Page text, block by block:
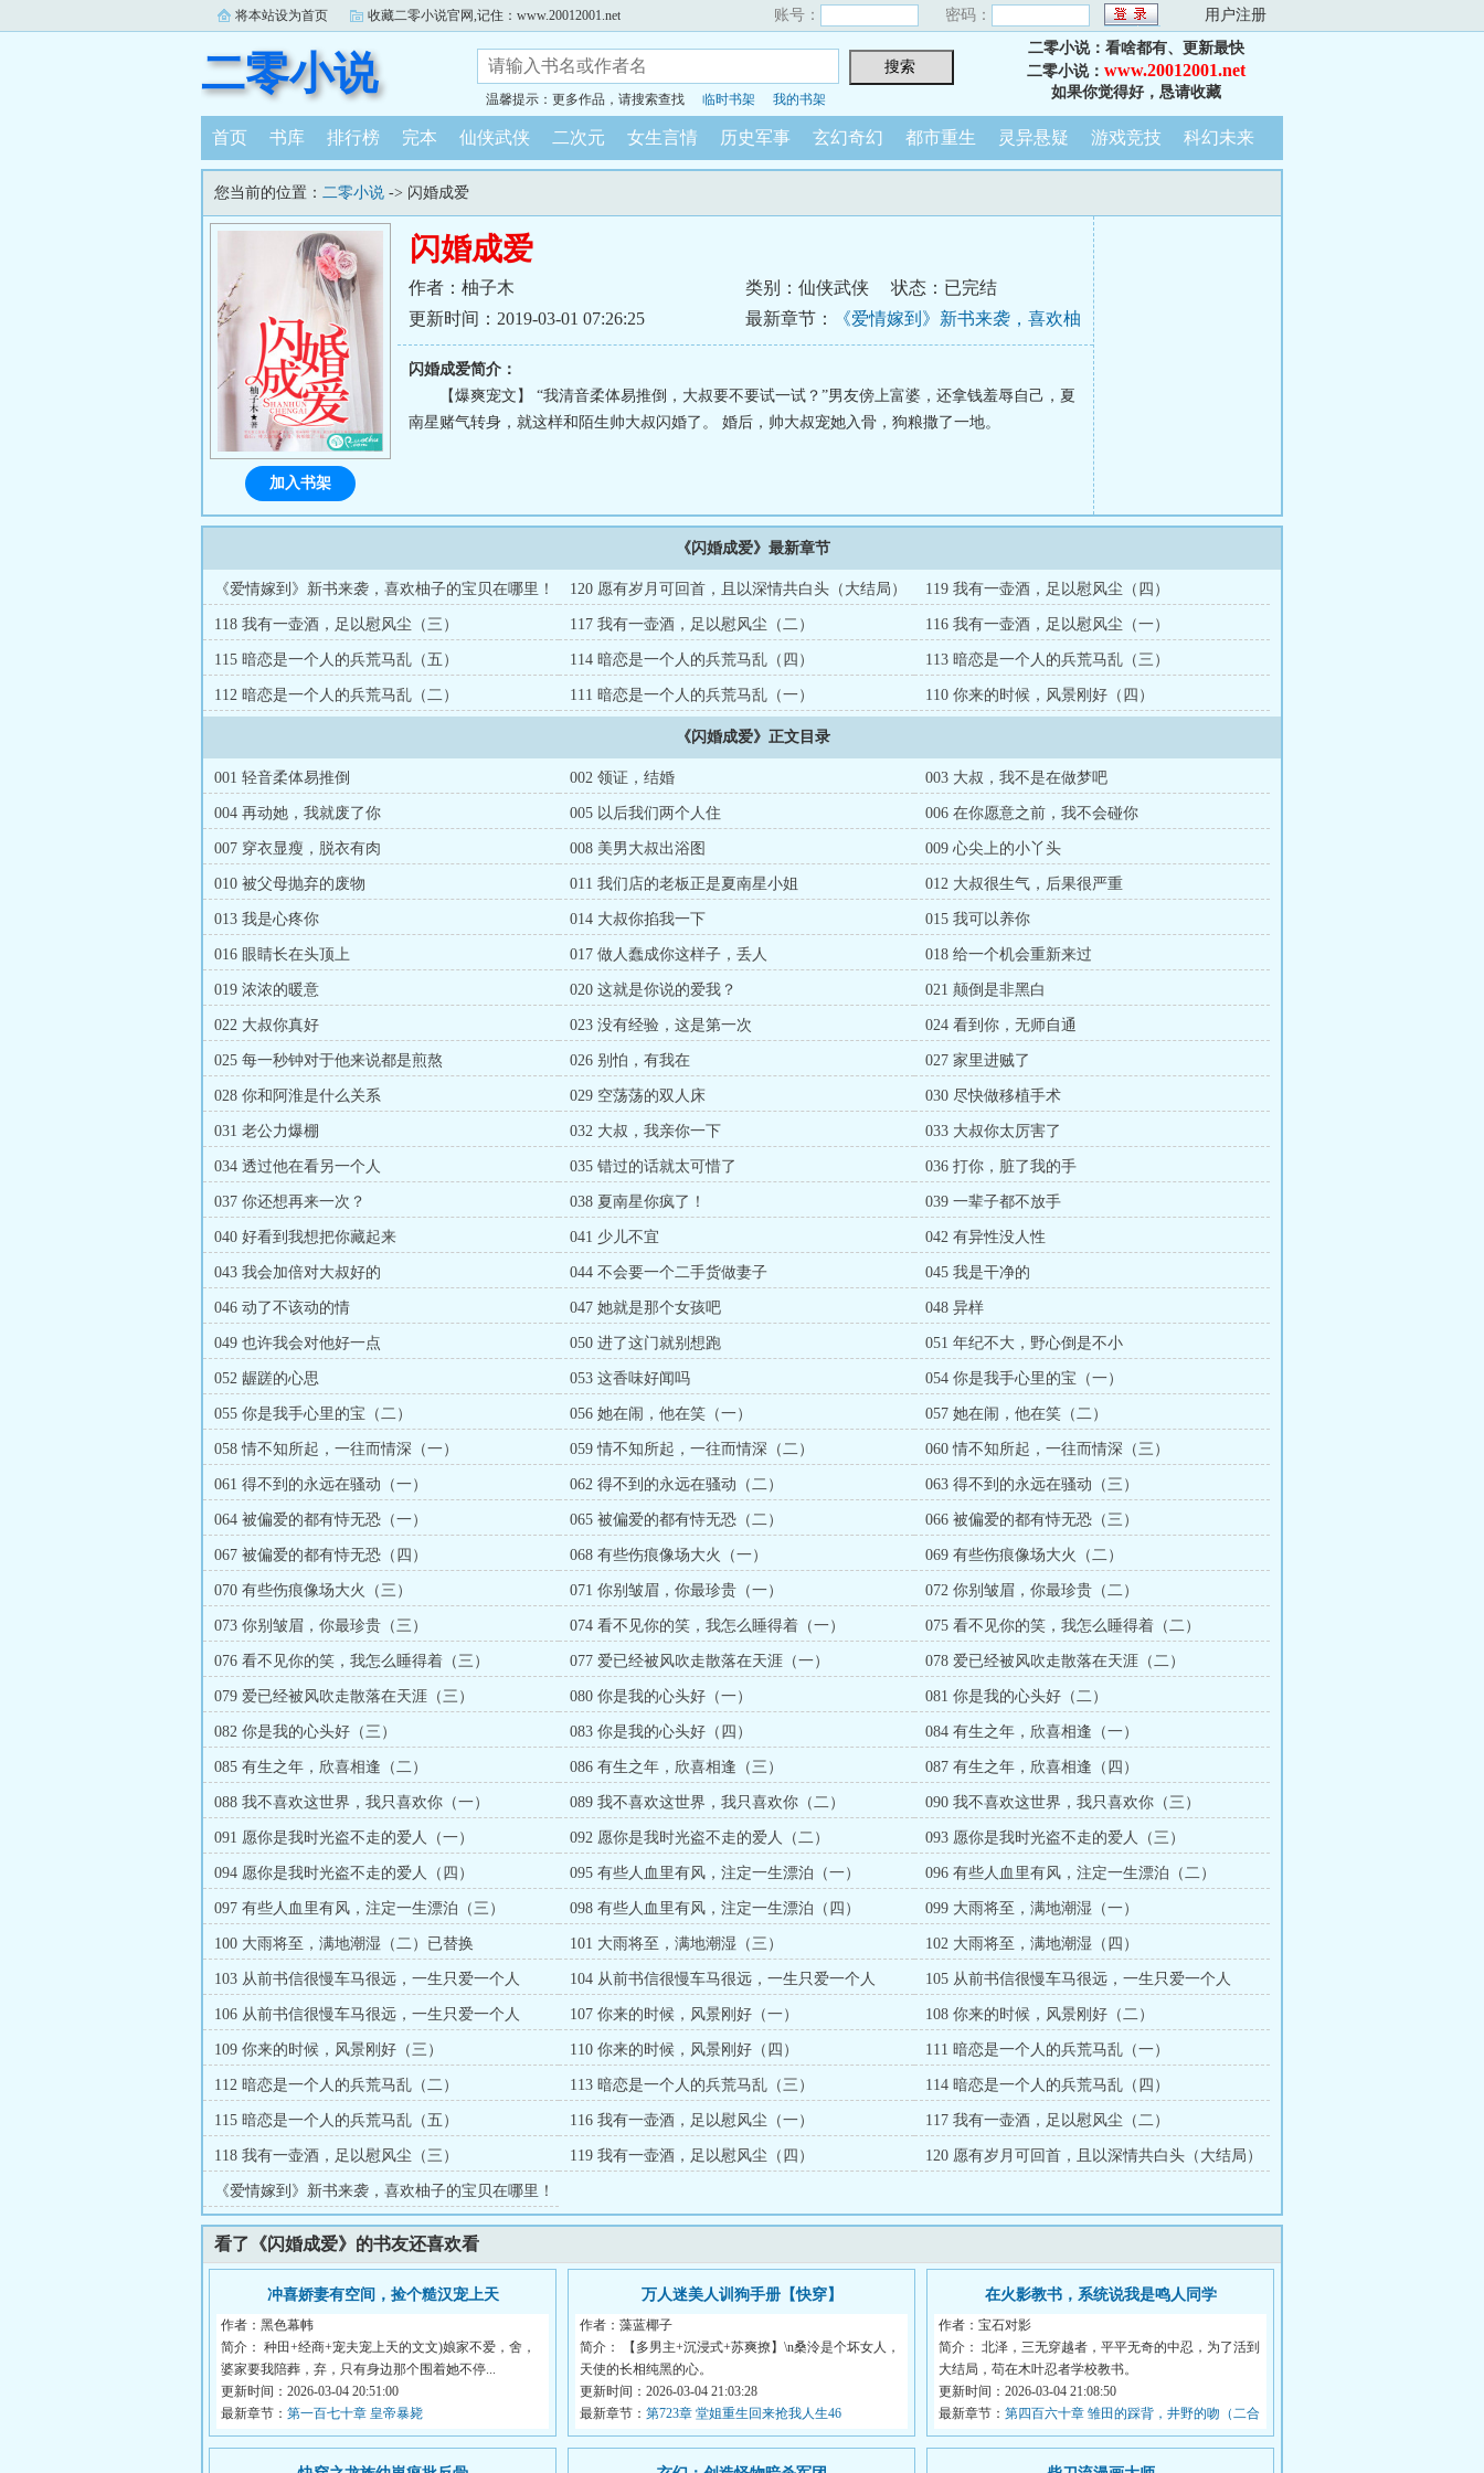
将本站设为首页 收藏二零小说官网,记住：www.20012001.net 账号： 密码： 用户注册
二零小说
温馨提示：更多作品，请搜索查找 临时书架 我的书架
二零小说：看啥都有、更新最快
二零小说： www.20012001.net
如果你觉得好，恳请收藏
首页 书库 排行榜 完本 仙侠武侠 二次元 女生言情 历史军事 玄幻奇幻 都市重生 灵异悬疑 游戏竞技 科幻未来
您当前的位置： 二零小说 -> 闪婚成爱
闪婚成爱
作者：柚子木 类别：仙侠武侠
状态：已完结
更新时间：2019-03-01 07:26:25
最新章节：
《爱情嫁到》新书来袭，喜欢柚
子的宝贝在哪里！
闪婚成爱简介：
【爆爽宠文】 “我清音柔体易推倒，大叔要不要试一试？”男友傍上富婆，还拿钱羞辱自己，夏
南星赌气转身，就这样和陌生帅大叔闪婚了。 婚后，帅大叔宠她入骨，狗粮撒了一地。
加入书架
《闪婚成爱》最新章节
《爱情嫁到》新书来袭，喜欢柚子的宝贝在哪里！ 120 愿有岁月可回首，且以深情共白头（大结局） 119 我有一壶酒，足以慰风尘（四）
118 我有一壶酒，足以慰风尘（三） 117 我有一壶酒，足以慰风尘（二） 116 我有一壶酒，足以慰风尘（一）
115 暗恋是一个人的兵荒马乱（五） 114 暗恋是一个人的兵荒马乱（四） 113 暗恋是一个人的兵荒马乱（三）
112 暗恋是一个人的兵荒马乱（二） 111 暗恋是一个人的兵荒马乱（一） 110 你来的时候，风景刚好（四）
《闪婚成爱》正文目录
001 轻音柔体易推倒 002 领证，结婚 003 大叔，我不是在做梦吧
004 再动她，我就废了你 005 以后我们两个人住 006 在你愿意之前，我不会碰你
007 穿衣显瘦，脱衣有肉 008 美男大叔出浴图 009 心尖上的小丫头
010 被父母抛弃的废物 011 我们店的老板正是夏南星小姐 012 大叔很生气，后果很严重
013 我是心疼你 014 大叔你掐我一下 015 我可以养你
016 眼睛长在头顶上 017 做人蠢成你这样子，丢人 018 给一个机会重新来过
019 浓浓的暖意 020 这就是你说的爱我？ 021 颠倒是非黑白
022 大叔你真好 023 没有经验，这是第一次 024 看到你，无师自通
025 每一秒钟对于他来说都是煎熬 026 别怕，有我在 027 家里进贼了
028 你和阿淮是什么关系 029 空荡荡的双人床 030 尽快做移植手术
031 老公力爆棚 032 大叔，我亲你一下 033 大叔你太厉害了
034 透过他在看另一个人 035 错过的话就太可惜了 036 打你，脏了我的手
037 你还想再来一次？ 038 夏南星你疯了！ 039 一辈子都不放手
040 好看到我想把你藏起来 041 少儿不宜 042 有异性没人性
043 我会加倍对大叔好的 044 不会要一个二手货做妻子 045 我是干净的
046 动了不该动的情 047 她就是那个女孩吧 048 异样
049 也许我会对他好一点 050 进了这门就别想跑 051 年纪不大，野心倒是不小
052 龌蹉的心思 053 这香味好闻吗 054 你是我手心里的宝（一）
055 你是我手心里的宝（二） 056 她在闹，他在笑（一） 057 她在闹，他在笑（二）
058 情不知所起，一往而情深（一） 059 情不知所起，一往而情深（二） 060 情不知所起，一往而情深（三）
061 得不到的永远在骚动（一） 062 得不到的永远在骚动（二） 063 得不到的永远在骚动（三）
064 被偏爱的都有恃无恐（一） 065 被偏爱的都有恃无恐（二） 066 被偏爱的都有恃无恐（三）
067 被偏爱的都有恃无恐（四） 068 有些伤痕像场大火（一） 069 有些伤痕像场大火（二）
070 有些伤痕像场大火（三） 071 你别皱眉，你最珍贵（一） 072 你别皱眉，你最珍贵（二）
073 你别皱眉，你最珍贵（三） 074 看不见你的笑，我怎么睡得着（一） 075 看不见你的笑，我怎么睡得着（二）
076 看不见你的笑，我怎么睡得着（三） 077 爱已经被风吹走散落在天涯（一） 078 爱已经被风吹走散落在天涯（二）
079 爱已经被风吹走散落在天涯（三） 080 你是我的心头好（一） 081 你是我的心头好（二）
082 你是我的心头好（三） 083 你是我的心头好（四） 084 有生之年，欣喜相逢（一）
085 有生之年，欣喜相逢（二） 086 有生之年，欣喜相逢（三） 087 有生之年，欣喜相逢（四）
088 我不喜欢这世界，我只喜欢你（一） 089 我不喜欢这世界，我只喜欢你（二） 090 我不喜欢这世界，我只喜欢你（三）
091 愿你是我时光盗不走的爱人（一） 092 愿你是我时光盗不走的爱人（二） 093 愿你是我时光盗不走的爱人（三）
094 愿你是我时光盗不走的爱人（四） 095 有些人血里有风，注定一生漂泊（一） 096 有些人血里有风，注定一生漂泊（二）
097 有些人血里有风，注定一生漂泊（三） 098 有些人血里有风，注定一生漂泊（四） 099 大雨将至，满地潮湿（一）
100 大雨将至，满地潮湿（二）已替换 101 大雨将至，满地潮湿（三） 102 大雨将至，满地潮湿（四）
103 从前书信很慢车马很远，一生只爱一个人
（一）
104 从前书信很慢车马很远，一生只爱一个人
（二）
105 从前书信很慢车马很远，一生只爱一个人
（三）
106 从前书信很慢车马很远，一生只爱一个人
（四）
107 你来的时候，风景刚好（一） 108 你来的时候，风景刚好（二）
109 你来的时候，风景刚好（三） 110 你来的时候，风景刚好（四） 111 暗恋是一个人的兵荒马乱（一）
112 暗恋是一个人的兵荒马乱（二） 113 暗恋是一个人的兵荒马乱（三） 114 暗恋是一个人的兵荒马乱（四）
115 暗恋是一个人的兵荒马乱（五） 116 我有一壶酒，足以慰风尘（一） 117 我有一壶酒，足以慰风尘（二）
118 我有一壶酒，足以慰风尘（三） 119 我有一壶酒，足以慰风尘（四） 120 愿有岁月可回首，且以深情共白头（大结局）
《爱情嫁到》新书来袭，喜欢柚子的宝贝在哪里！
看了《闪婚成爱》的书友还喜欢看
冲喜娇妻有空间，捡个糙汉宠上天
作者：黑色幕帏
简介： 种田+经商+宠夫宠上天的文文)娘家不爱，舍，
婆家要我陪葬，弃，只有身边那个围着她不停...
更新时间：2026-03-04 20:51:00
最新章节： 第一百七十章 皇帝暴毙
万人迷美人训狗手册【快穿】
作者：藻蓝椰子
简介： 【多男主+沉浸式+苏爽撩】\n桑泠是个坏女人，
天使的长相纯黑的心。
更新时间：2026-03-04 21:03:28
最新章节： 第723章 堂姐重生回来抢我人生46
在火影教书，系统说我是鸣人同学
作者：宝石对影
简介： 北泽，三无穿越者，平平无奇的中忍，为了活到
大结局，苟在木叶忍者学校教书。
<...
更新时间：2026-03-04 21:08:50
最新章节： 第四百六十章 雏田的踩背，井野的吻（二合
一更）